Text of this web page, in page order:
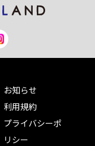
お知らせ
利用規約
プライバシーポ
リシー